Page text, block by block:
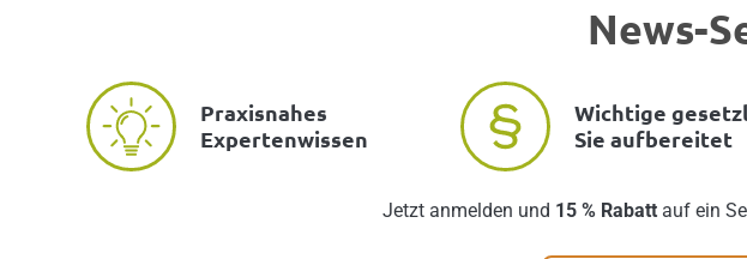
News-
Praxisnahes
Expertenwissen
Wichtige
Sie aufbereitet
Jetzt anmelden und 15 % Rabatt auf ein